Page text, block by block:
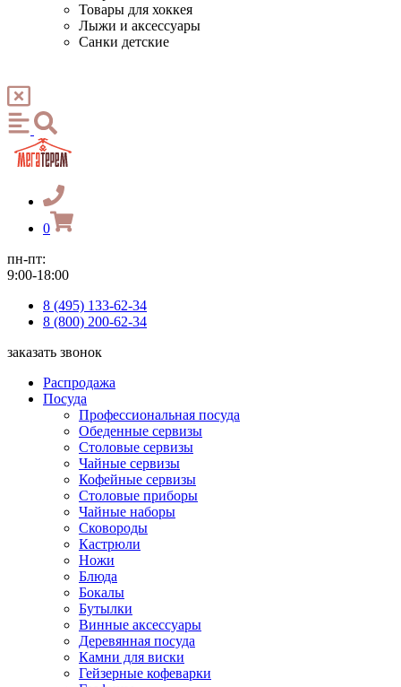
Товары для хоккея
Лыжи и аксессуары
Санки детские
0
пн-пт:
9:00-18:00
8 (495) 133-62-34
8 (800) 200-62-34
заказать звонок
Распродажа
Посуда
Профессиональная посуда
Обеденные сервизы
Столовые сервизы
Чайные сервизы
Кофейные сервизы
Столовые приборы
Чайные наборы
Сковороды
Кастрюли
Ножи
Блюда
Бокалы
Бутылки
Винные аксессуары
Деревянная посуда
Камни для виски
Гейзерные кофеварки